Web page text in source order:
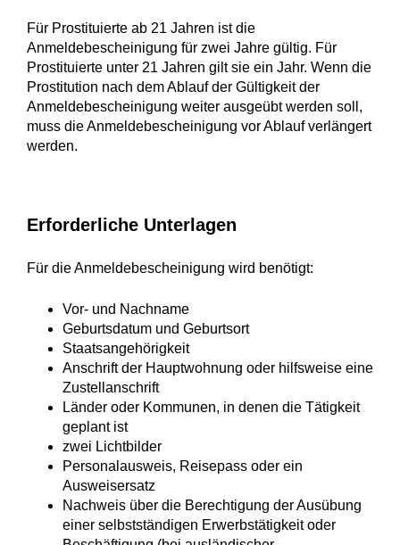
Für Prostituierte ab 21 Jahren ist die
Anmeldebescheinigung für zwei Jahre gültig. Für
Prostituierte unter 21 Jahren gilt sie ein Jahr. Wenn die
Prostitution nach dem Ablauf der Gültigkeit der
Anmeldebescheinigung weiter ausgeübt werden soll,
muss die Anmeldebescheinigung vor Ablauf verlängert
werden.
Erforderliche Unterlagen
Für die Anmeldebescheinigung wird benötigt:
Vor- und Nachname
Geburtsdatum und Geburtsort
Staatsangehörigkeit
Anschrift der Hauptwohnung oder hilfsweise eine
Zustellanschrift
Länder oder Kommunen, in denen die Tätigkeit
geplant ist
zwei Lichtbilder
Personalausweis, Reisepass oder ein
Ausweisersatz
Nachweis über die Berechtigung der Ausübung
einer selbstständigen Erwerbstätigkeit oder